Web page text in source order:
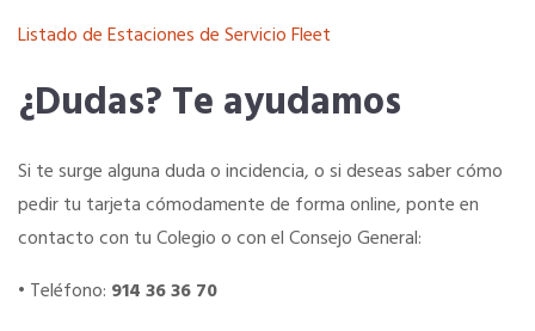
Servicios financieros
Ventajas en las ferias
Listado de Estaciones de Servicio Fleet
¿Dudas? Te ayudamos
Si te surge alguna duda o incidencia, o si deseas saber cómo
pedir tu tarjeta cómodamente de forma online, ponte en
contacto con tu Colegio o con el Consejo General:
• Teléfono: 914 36 36 70